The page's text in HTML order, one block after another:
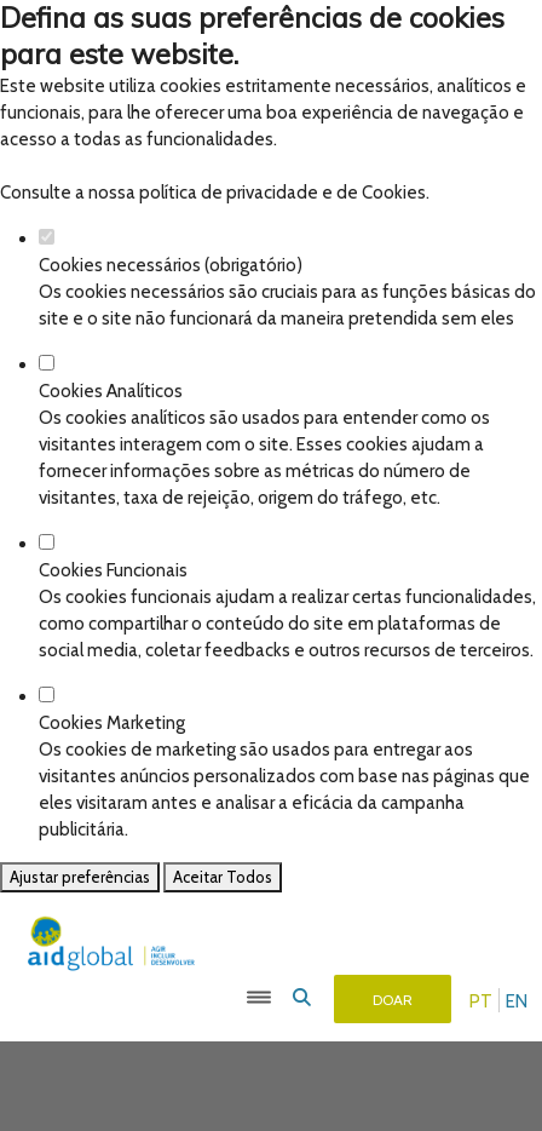
Defina as suas preferências de cookies
para este website.
Este website utiliza cookies estritamente necessários, analíticos e
funcionais, para lhe oferecer uma boa experiência de navegação e
acesso a todas as funcionalidades.
Consulte a nossapolítica de privacidade e de Cookies.
Cookies necessários (obrigatório)
Os cookies necessários são cruciais para as funções básicas do
site e o site não funcionará da maneira pretendida sem eles
Cookies Analíticos
Os cookies analíticos são usados para entender como os
visitantes interagem com o site. Esses cookies ajudam a
fornecer informações sobre as métricas do número de
visitantes, taxa de rejeição, origem do tráfego, etc.
Cookies Funcionais
Os cookies funcionais ajudam a realizar certas funcionalidades,
como compartilhar o conteúdo do site em plataformas de
social media, coletar feedbacks e outros recursos de terceiros.
Cookies Marketing
Os cookies de marketing são usados para entregar aos
visitantes anúncios personalizados com base nas páginas que
eles visitaram antes e analisar a eficácia da campanha
publicitária.
Ajustar preferências Aceitar Todos
PT EN
DOAR